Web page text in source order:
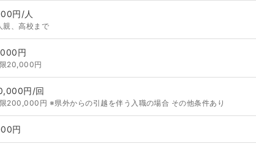
円/人
親、高校まで
円
20,000円
円/回
200,000円 ※県外からの引越を伴う入職の場合 その他条件あり
円